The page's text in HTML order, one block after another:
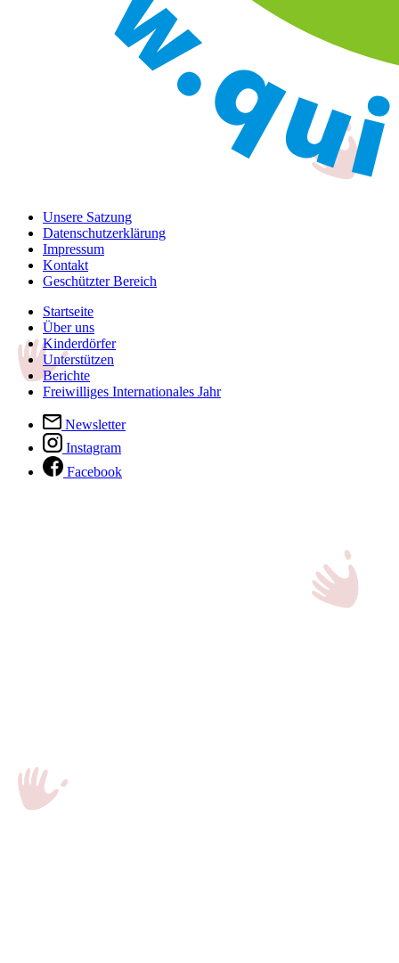
Unsere Satzung
Datenschutzerklärung
Impressum
Kontakt
Geschützter Bereich
Startseite
Über uns
Kinderdörfer
Unterstützen
Berichte
Freiwilliges Internationales Jahr
Newsletter
Instagram
Facebook